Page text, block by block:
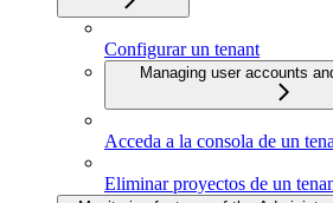
Configurar un tenant
Managing user accounts
Acceda a la consola de un
Eliminar proyectos de un